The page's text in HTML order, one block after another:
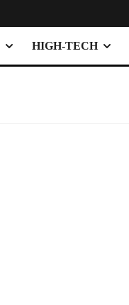
HIGH-TECH